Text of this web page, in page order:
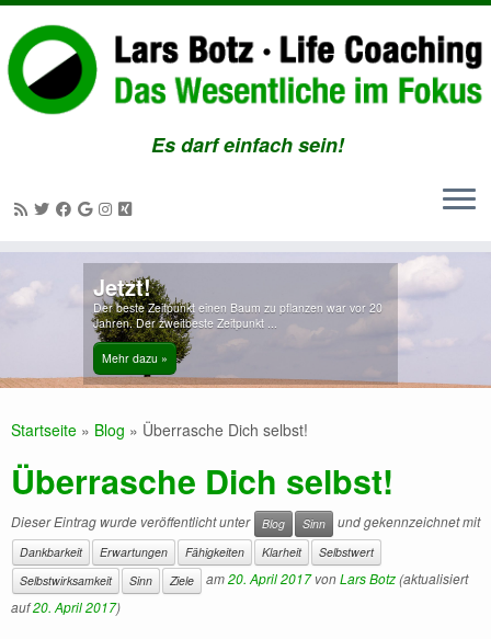
Inhalt
springen
Es darf einfach sein!
Jetzt!
Der beste Zeitpunkt einen Baum zu pflanzen war vor 20
Jahren. Der zweitbeste Zeitpunkt ...
Mehr dazu »
Startseite » Blog » Überrasche Dich selbst!
Überrasche Dich selbst!
Dieser Eintrag wurde veröffentlicht unter Blog Sinn und gekennzeichnet mit
Dankbarkeit Erwartungen Fähigkeiten Klarheit
Selbstwert
Selbstwirksamkeit
Sinn Ziele am20. April 2017 vonLars Botz(aktualisiert
auf20. April 2017)